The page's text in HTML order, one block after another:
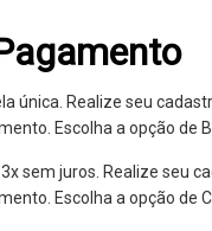
única. Realize seu
Escolha a opção de
sem juros. Realize seu
Escolha a opção de